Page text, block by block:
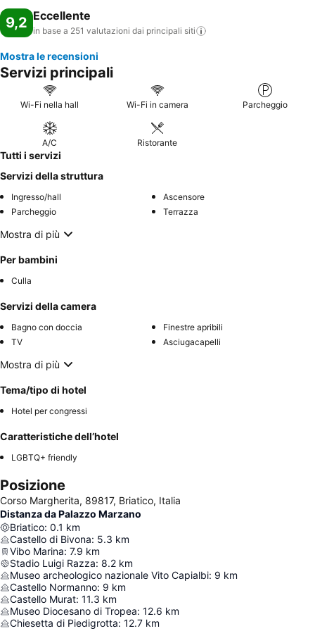
9,2 Eccellente
in base a 251 valutazioni dai principali siti
Mostra le recensioni
Servizi principali
Wi-Fi nella hall Wi-Fi in camera Parcheggio
A/C Ristorante
Tutti i servizi
Servizi della struttura
Ingresso/hall
Ascensore
Parcheggio
Terrazza
Mostra di più
Per bambini
Culla
Servizi della camera
Bagno con doccia
Finestre apribili
TV
Asciugacapelli
Mostra di più
Tema/tipo di hotel
Hotel per congressi
Caratteristiche dell’hotel
LGBTQ+ friendly
Posizione
Corso Margherita, 89817, Briatico, Italia
Distanza da Palazzo Marzano
Briatico: 0.1 km
Castello di Bivona: 5.3 km
Vibo Marina: 7.9 km
Stadio Luigi Razza: 8.2 km
Museo archeologico nazionale Vito Capialbi: 9 km
Castello Normanno: 9 km
Castello Murat: 11.3 km
Museo Diocesano di Tropea: 12.6 km
Chiesetta di Piedigrotta: 12.7 km